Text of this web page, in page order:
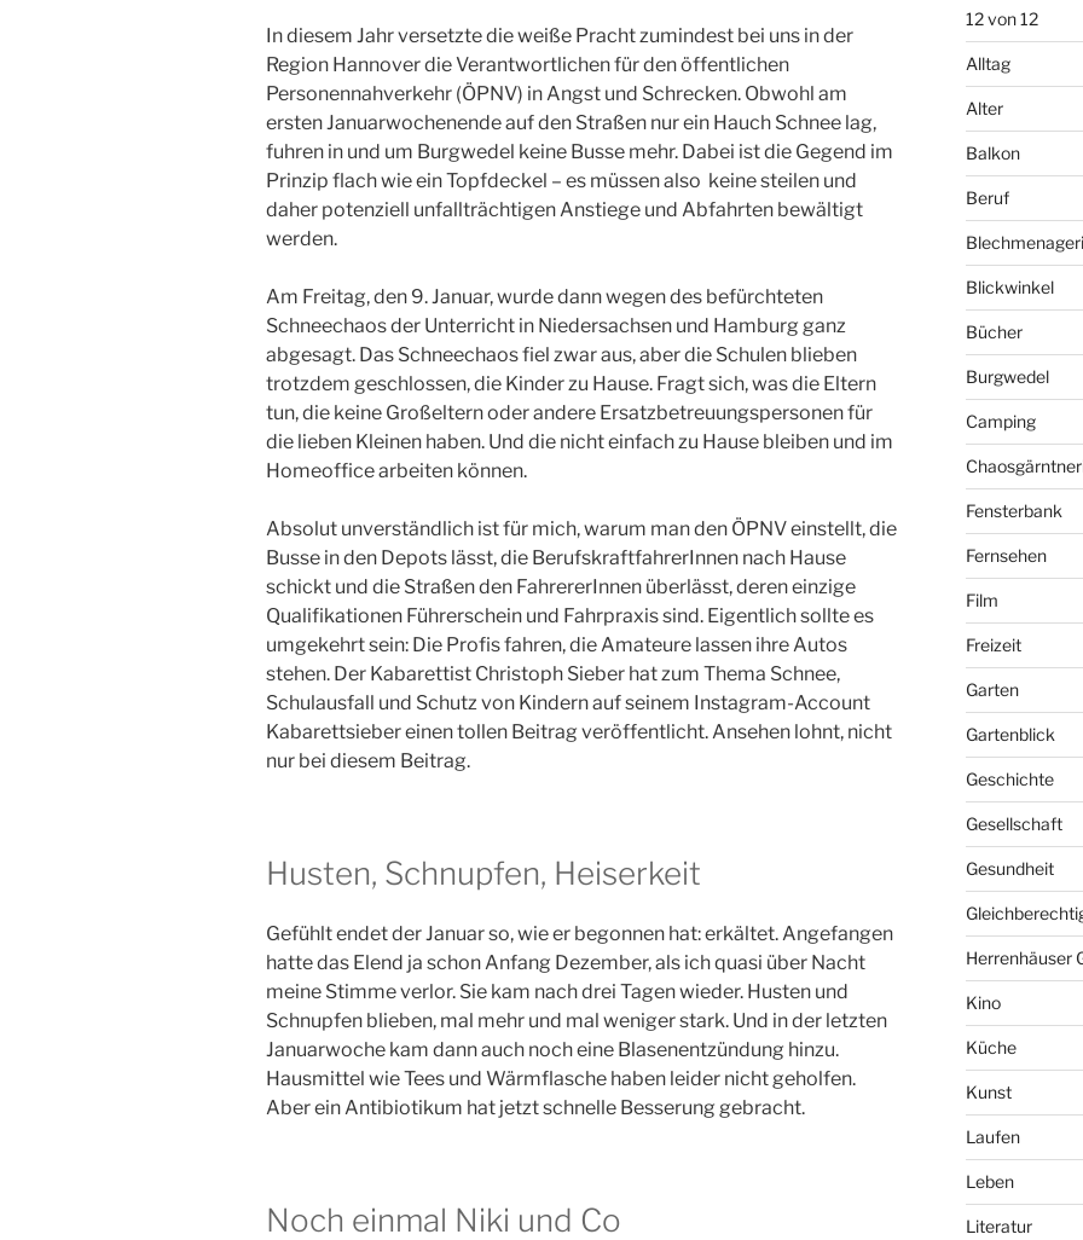
In diesem Jahr versetzte die weiße Pracht zumindest bei uns in der
Region Hannover die Verantwortlichen für den öffentlichen
Personennahverkehr (ÖPNV) in Angst und Schrecken. Obwohl am
ersten Januarwochenende auf den Straßen nur ein Hauch Schnee lag,
fuhren in und um Burgwedel keine Busse mehr. Dabei ist die Gegend im
Prinzip flach wie ein Topfdeckel – es müssen also keine steilen und
daher potenziell unfallträchtigen Anstiege und Abfahrten bewältigt
werden.
Am Freitag, den 9. Januar, wurde dann wegen des befürchteten
Schneechaos der Unterricht in Niedersachsen und Hamburg ganz
abgesagt. Das Schneechaos fiel zwar aus, aber die Schulen blieben
trotzdem geschlossen, die Kinder zu Hause. Fragt sich, was die Eltern
tun, die keine Großeltern oder andere Ersatzbetreuungspersonen für
die lieben Kleinen haben. Und die nicht einfach zu Hause bleiben und im
Homeoffice arbeiten können.
Absolut unverständlich ist für mich, warum man den ÖPNV einstellt, die
Busse in den Depots lässt, die BerufskraftfahrerInnen nach Hause
schickt und die Straßen den FahrererInnen überlässt, deren einzige
Qualifikationen Führerschein und Fahrpraxis sind. Eigentlich sollte es
umgekehrt sein: Die Profis fahren, die Amateure lassen ihre Autos
stehen. Der Kabarettist Christoph Sieber hat zum Thema Schnee,
Schulausfall und Schutz von Kindern auf seinem Instagram-Account
Kabarettsieber einen tollen Beitrag veröffentlicht. Ansehen lohnt, nicht
nur bei diesem Beitrag.
Husten, Schnupfen, Heiserkeit
Gefühlt endet der Januar so, wie er begonnen hat: erkältet. Angefangen
hatte das Elend ja schon Anfang Dezember, als ich quasi über Nacht
meine Stimme verlor. Sie kam nach drei Tagen wieder. Husten und
Schnupfen blieben, mal mehr und mal weniger stark. Und in der letzten
Januarwoche kam dann auch noch eine Blasenentzündung hinzu.
Hausmittel wie Tees und Wärmflasche haben leider nicht geholfen.
Aber ein Antibiotikum hat jetzt schnelle Besserung gebracht.
Noch einmal Niki und Co
12 von 12
Alltag
Alter
Balkon
Beruf
Blickwinkel
Bücher
Burgwedel
Camping
Fensterbank
Fernsehen
Film
Freizeit
Garten
Gartenblick
Geschichte
Gesellschaft
Gesundheit
Herrenhäuser
Kino
Küche
Kunst
Laufen
Leben
Literatur